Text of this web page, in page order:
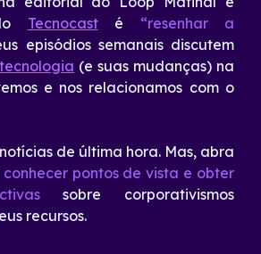
Tecnocasté “resenhar a
episódios semanais discutem
(e suas mudanças) na
e nos relacionamos com o
de última hora. Mas, abra
conhecer pontos de vista e obter
sobre corporativismos
recursos.